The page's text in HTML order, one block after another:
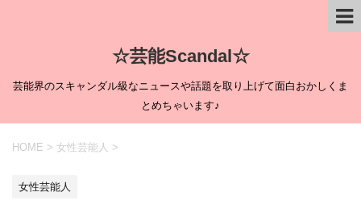
☆芸能Scandal☆
芸能界のスキャンダル級なニュースや話題を取り上げて面白おかしくま
とめちゃいます♪
HOME > 女性芸能人 >
女性芸能人